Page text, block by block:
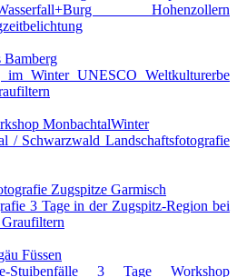
Hohenzollern
im Winter UNESCO Weltkulturerbe
/ Schwarzwald Landschaftsfotografie
3 Tage in der Zugspitz-Region bei
Stuibenfälle 3 Tage Workshop